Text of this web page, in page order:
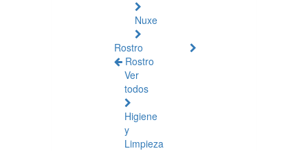
Nuxe
Rostro
Rostro
Ver
todos
Higiene
y
Limpieza